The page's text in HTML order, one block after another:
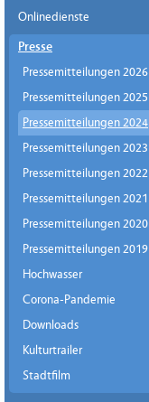
Onlinedienste
Presse
Pressemitteilungen 2026
Pressemitteilungen 2025
Pressemitteilungen 2024
Pressemitteilungen 2023
Pressemitteilungen 2022
Pressemitteilungen 2021
Pressemitteilungen 2020
Pressemitteilungen 2019
Hochwasser
Corona-Pandemie
Downloads
Kulturtrailer
Stadtfilm